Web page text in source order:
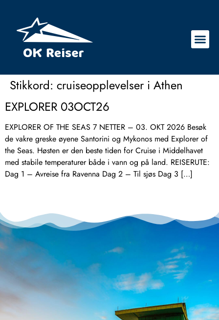
Stikkord: cruiseopplevelser i Athen
EXPLORER 03OCT26
EXPLORER OF THE SEAS 7 NETTER – 03. OKT 2026 Besøk
de vakre greske øyene Santorini og Mykonos med Explorer of
the Seas. Høsten er den beste tiden for Cruise i Middelhavet
med stabile temperaturer både i vann og på land. REISERUTE:
Dag 1 – Avreise fra Ravenna Dag 2 – Til sjøs Dag 3 […]